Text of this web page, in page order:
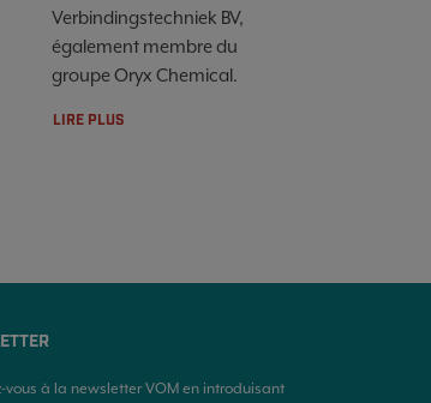
Verbindingstechniek BV,
également membre du
groupe Oryx Chemical.
LIRE PLUS
vous à la newsletter VOM en introduisant